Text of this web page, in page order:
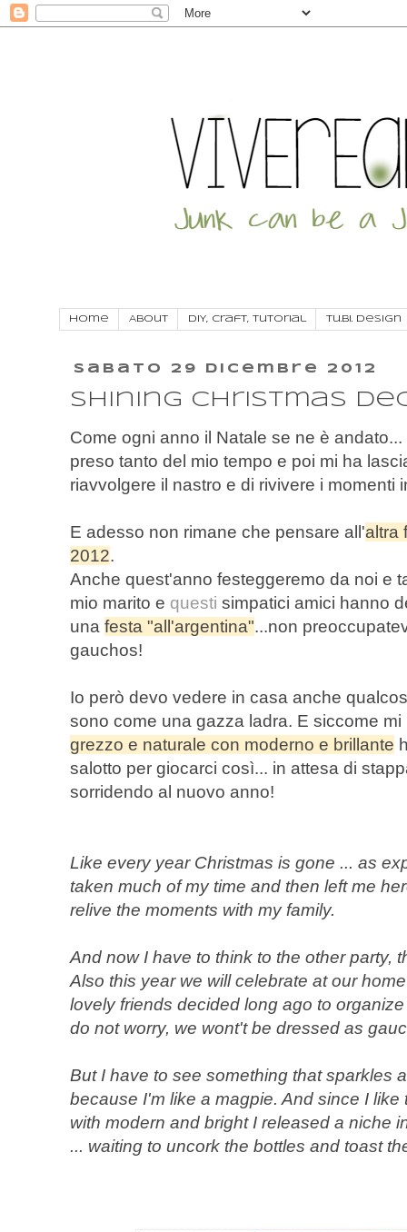
Home About DIY, craft, tutorial Tu.Bi. Design
sabato 29 dicembre 2012
Shining Christmas
Come ogni anno il Natale se ne è
preso tanto del mio tempo e poi mi ha
riavvolgere il nastro e di rivivere i momenti
E adesso non rimane che pensare all'altra
2012.
Anche quest'anno festeggeremo da noi e
mio marito e questi simpatici amici hanno
una festa "all'argentina"...non
gauchos!
Io però devo vedere in casa anche
sono come una gazza ladra. E siccome
grezzo e naturale con moderno e brillante
salotto per giocarci così... in attesa di
sorridendo al nuovo anno!
Like every year Christmas is gone ... as
taken much of my time and then left me
relive the moments with my family.
And now I have to think to the other party,
Also this year we will celebrate at our
lovely friends decided long ago to
do not worry, we wont't be dressed as
But I have to see something that sparkles
because I'm like a magpie. And since I
with modern and bright I released a niche
... waiting to uncork the bottles and toast